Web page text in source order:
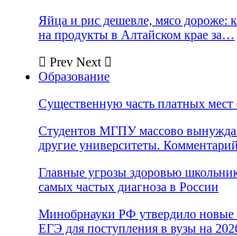
Яйца и рис дешевле, мясо дороже:
на продукты в Алтайском крае за…
Prev Next
Образование
Существенную часть платных мест
Студентов МГПУ массово
другие университеты.
Главные угрозы здоровью
самых частых диагноза в России
Минобрнауки РФ утвердило
ЕГЭ для поступления в вузы на